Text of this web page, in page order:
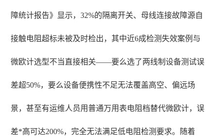
障统计报告》显示，32%的隔离开关、母线连接故障源自
接触电阻超标未被及时检出，其中近6成检测失效案例与
微欧计选型不当直接相关——要么选了两线制设备测试误
差超50%，要么设备便携性不足无法覆盖高空、偏远场
景，甚至有运维人员用普通万用表电阻档替代微欧计，误
差*高可达200%，完全无法满足低电阻检测要求。随着